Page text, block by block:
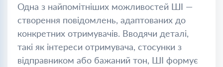
Одна з найпомітніших можливостей ШІ —
створення повідомлень, адаптованих до
конкретних отримувачів. Вводячи деталі,
такі як інтереси отримувача, стосунки з
відправником або бажаний тон, ШІ формує